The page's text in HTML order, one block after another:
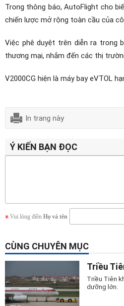
Trong thông báo, AutoFlight cho
chiến lược mở rộng toàn cầu của
Việc phê duyệt trên diễn ra trong
thương mại, nhắm đến các thị
V2000CG hiện là máy bay eVTOL
In trang này
Ý KIẾN BẠN ĐỌC
Vui lòng điền Họ và tên
CÙNG CHUYÊN MỤC
Triều
Triều Tiên
dưỡng lớn.